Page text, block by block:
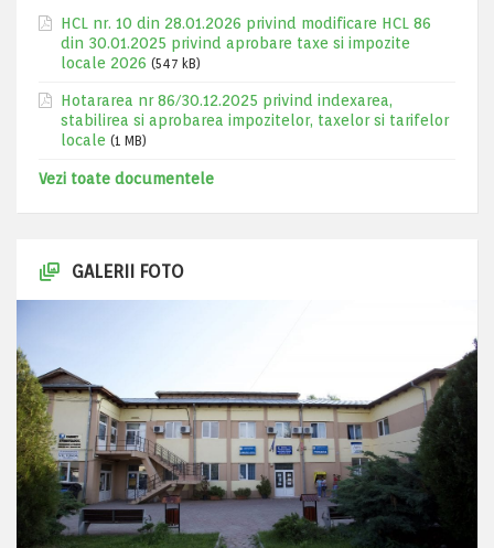
HCL nr. 10 din 28.01.2026 privind modificare HCL 86
din 30.01.2025 privind aprobare taxe si impozite
locale 2026 (547 kB)
Hotararea nr 86/30.12.2025 privind indexarea,
stabilirea si aprobarea impozitelor, taxelor si tarifelor
locale (1 MB)
Vezi toate documentele
GALERII FOTO